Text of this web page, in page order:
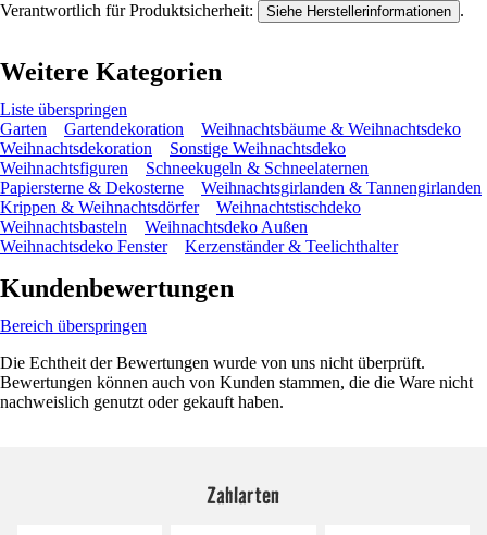
Verantwortlich für Produktsicherheit: Siehe Herstellerinformationen .
Weitere Kategorien
Liste überspringen
Garten
Gartendekoration
Weihnachtsbäume & Weihnachtsdeko
Weihnachtsdekoration
Sonstige Weihnachtsdeko
Weihnachtsfiguren
Schneekugeln & Schneelaternen
Papiersterne & Dekosterne
Weihnachtsgirlanden & Tannengirlanden
Krippen & Weihnachtsdörfer
Weihnachtstischdeko
Weihnachtsbasteln
Weihnachtsdeko Außen
Weihnachtsdeko Fenster
Kerzenständer & Teelichthalter
Kundenbewertungen
Bereich überspringen
Die Echtheit der Bewertungen wurde von uns nicht überprüft.
Bewertungen können auch von Kunden stammen, die die Ware nicht
nachweislich genutzt oder gekauft haben.
Zahlarten